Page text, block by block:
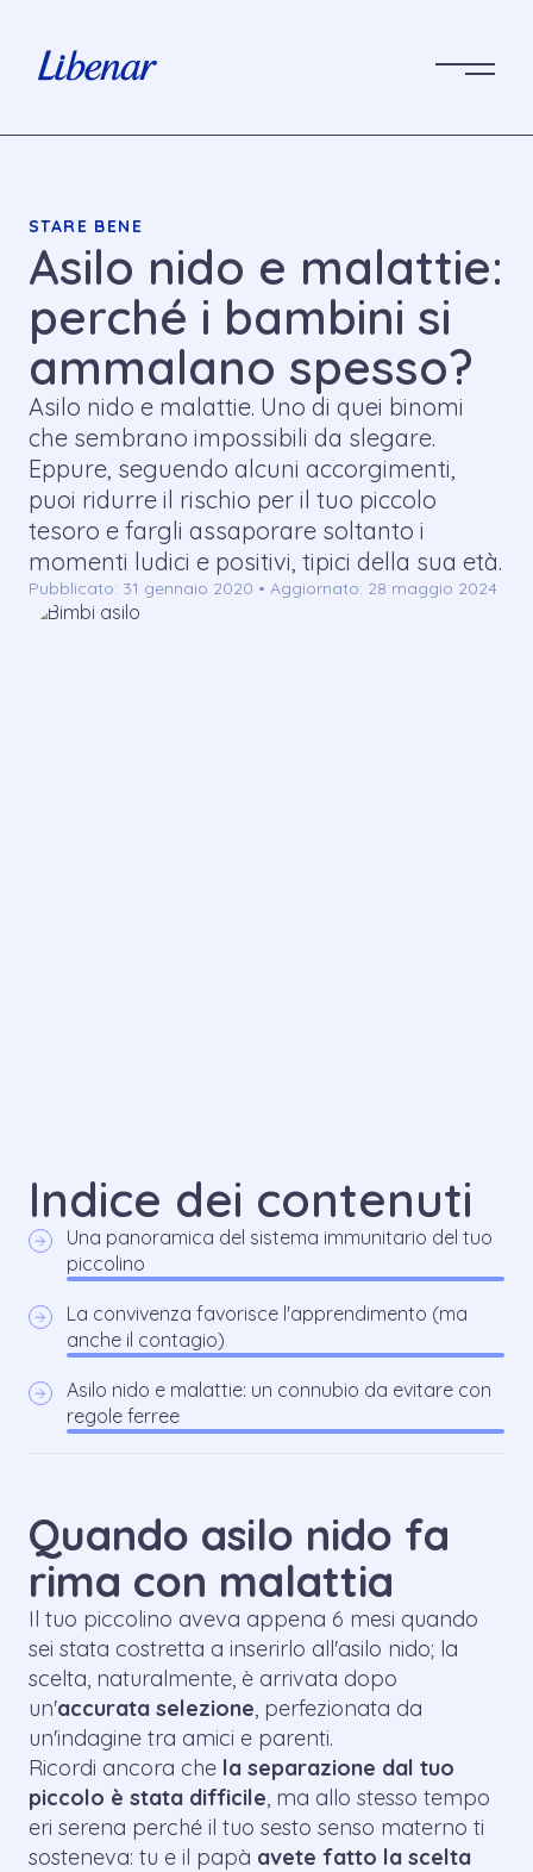
STARE BENE
Asilo nido e malattie:
perché i bambini si
ammalano spesso?
Asilo nido e malattie. Uno di quei binomi
che sembrano impossibili da slegare.
Eppure, seguendo alcuni accorgimenti,
puoi ridurre il rischio per il tuo piccolo
tesoro e fargli assaporare soltanto i
momenti ludici e positivi, tipici della sua età.
Pubblicato: 31 gennaio 2020 • Aggiornato: 28 maggio 2024
Indice dei contenuti
Una panoramica del sistema immunitario del tuo
piccolino
La convivenza favorisce l'apprendimento (ma
anche il contagio)
Asilo nido e malattie: un connubio da evitare con
regole ferree
Quando asilo nido fa
rima con malattia
Il tuo piccolino aveva appena 6 mesi quando
sei stata costretta a inserirlo all'asilo nido; la
scelta, naturalmente, è arrivata dopo
un'accurata selezione, perfezionata da
un'indagine tra amici e parenti.
Ricordi ancora che la separazione dal tuo
piccolo è stata difficile, ma allo stesso tempo
eri serena perché il tuo sesto senso materno ti
sosteneva: tu e il papà avete fatto la scelta